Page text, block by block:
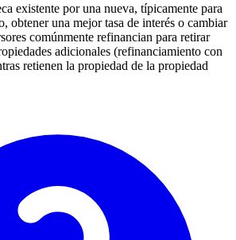
existente por una nueva, típicamente para
obtener una mejor tasa de interés o cambiar
comúnmente refinancian para retirar
adicionales (refinanciamiento con
retienen la propiedad de la propiedad